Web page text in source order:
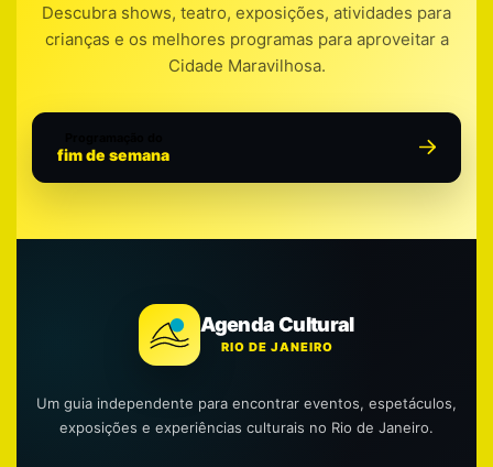
Descubra shows, teatro, exposições, atividades para
crianças e os melhores programas para aproveitar a
Cidade Maravilhosa.
fim de semana
Agenda Cultural
RIO DE JANEIRO
Um guia independente para encontrar eventos, espetáculos,
exposições e experiências culturais no Rio de Janeiro.